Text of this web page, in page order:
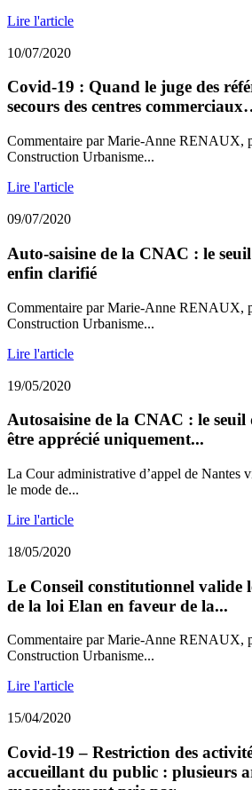
Lire l'article
10/07/2020
Covid-19 : Quand le juge des
secours des centres
Commentaire par Marie-Anne RENAUX,
Construction Urbanisme...
Lire l'article
09/07/2020
Auto-saisine de la CNAC : le
enfin clarifié
Commentaire par Marie-Anne RENAUX,
Construction Urbanisme...
Lire l'article
19/05/2020
Autosaisine de la CNAC : le seuil
être apprécié uniquement...
La Cour administrative d’appel de Nantes
le mode de...
Lire l'article
18/05/2020
Le Conseil constitutionnel valide
de la loi Elan en faveur de la...
Commentaire par Marie-Anne RENAUX,
Construction Urbanisme...
Lire l'article
15/04/2020
Covid-19 – Restriction des
accueillant du public : plusieurs